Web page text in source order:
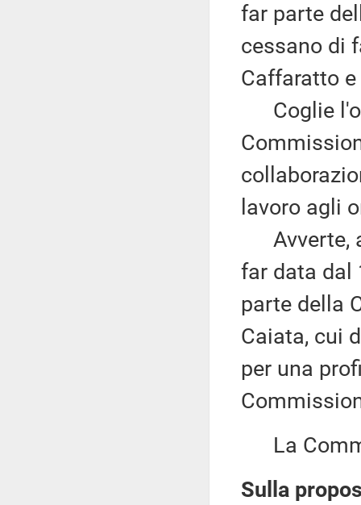
far parte
cessano di
Caffaratto e
Coglie
lavoro agli
Avverte,
far data dal
parte della
Caiata, cui
per una
La
Sulla